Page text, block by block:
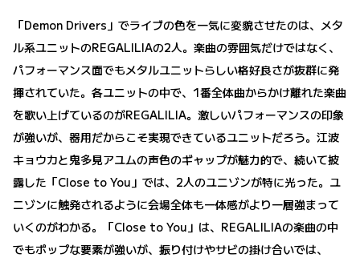
「Demon Drivers」でライブの色を一気に変貌させたのは、メタ
ル系ユニットのREGALILIAの2人。楽曲の雰囲気だけではなく、
パフォーマンス面でもメタルユニットらしい格好良さが抜群に発
揮されていた。各ユニットの中で、1番全体曲からかけ離れた楽曲
を歌い上げているのがREGALILIA。激しいパフォーマンスの印象
が強いが、器用だからこそ実現できているユニットだろう。江波
キョウカと鬼多見アユムの声色のギャップが魅力的で、続いて披
露した「Close to You」では、2人のユニゾンが特に光った。ユ
ニゾンに触発されるように会場全体も一体感がより一層強まって
いくのがわかる。「Close to You」は、REGALILIAの楽曲の中
でもポップな要素が強いが、振り付けやサビの掛け合いでは、